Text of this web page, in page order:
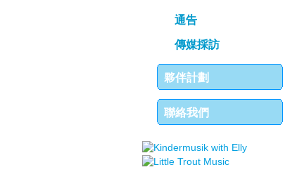
通告
傳媒採訪
夥伴計劃
聯絡我們